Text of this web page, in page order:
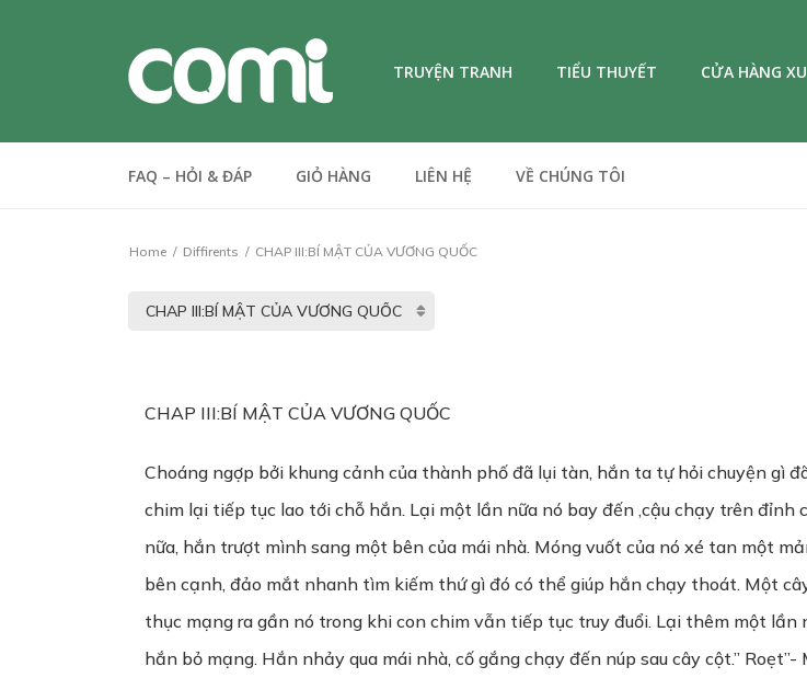
TRUYỆN TRANH TIỂU THUYẾT CỬA HÀNG XU
FAQ – HỎI & ĐÁP GIỎ HÀNG LIÊN HỆ VỀ CHÚNG TÔI
Home Diffirents CHAP III:BÍ MẬT CỦA VƯƠNG QUỐC
CHAP III:BÍ MẬT CỦA VƯƠNG QUỐC
Choáng ngợp bởi khung cảnh của thành phố đã lụi tàn, hắn ta tự hỏi chuyện gì
chim lại tiếp tục lao tới chỗ hắn. Lại một lần nữa nó bay đến ,cậu chạy trên đỉnh
nữa, hắn trượt mình sang một bên của mái nhà. Móng vuốt của nó xé tan một
bên cạnh, đảo mắt nhanh tìm kiếm thứ gì đó có thể giúp hắn chạy thoát. Một
thục mạng ra gần nó trong khi con chim vẫn tiếp tục truy đuổi. Lại thêm một lần
hắn bỏ mạng. Hắn nhảy qua mái nhà, cố gắng chạy đến núp sau cây cột.”